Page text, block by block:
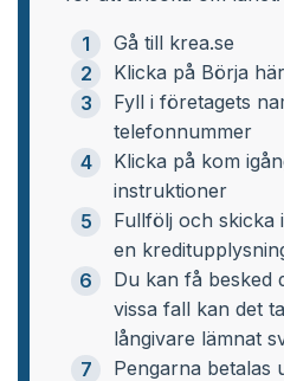
Gå till krea.se
Klicka på Börja här
Fyll i företagets
telefonnummer
Klicka på kom
instruktioner
Fullfölj och skicka
en
Du kan få besked
vissa fall kan det
långivare lämnat
Pengarna betalas